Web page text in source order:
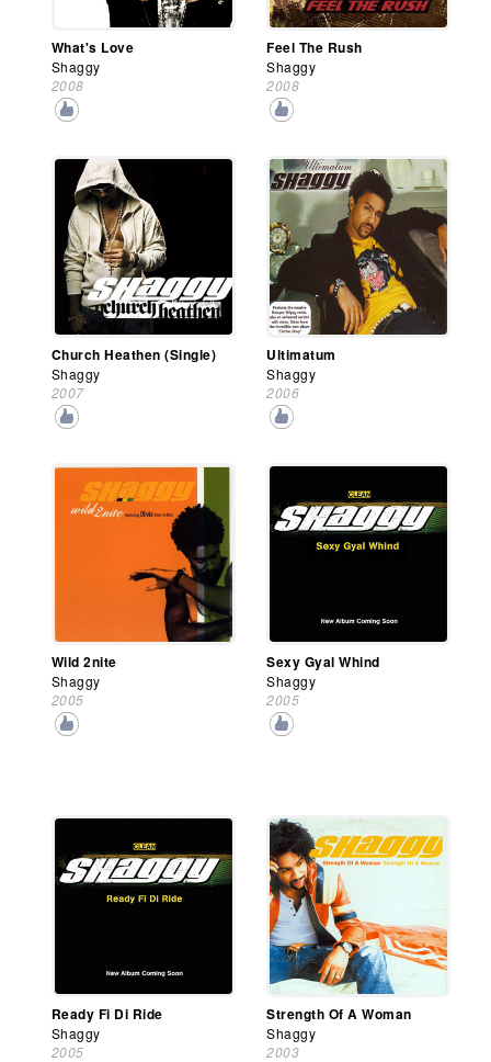
What's Love
Shaggy
2008
Feel The Rush
Shaggy
2008
Church Heathen (Single)
Shaggy
2007
Ultimatum
Shaggy
2006
Wild 2nite
Shaggy
2005
Sexy Gyal Whind
Shaggy
2005
Ready Fi Di Ride
Shaggy
2005
Strength Of A Woman
Shaggy
2003